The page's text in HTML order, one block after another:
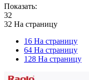
Показать:
32
32 На страницу
16 На страницу
64 На страницу
128 На страницу